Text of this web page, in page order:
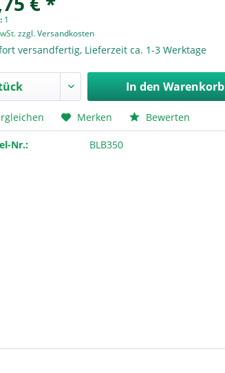
1
zzgl. Versandkosten
versandfertig, Lieferzeit ca. 1-3 Werktage
In den Warenkorb
Merken Bewerten
Nr.: BLB350